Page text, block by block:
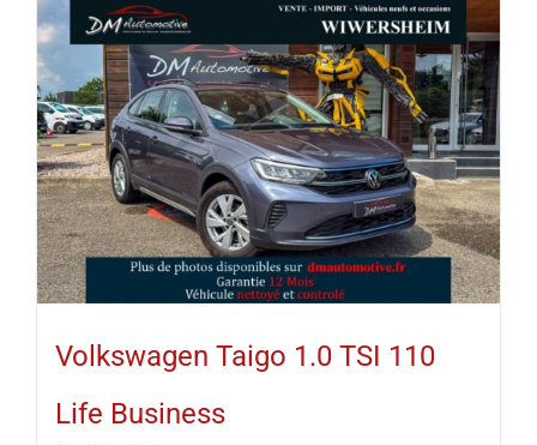
Volkswagen Taigo 1.0 TSI 110
Life Business